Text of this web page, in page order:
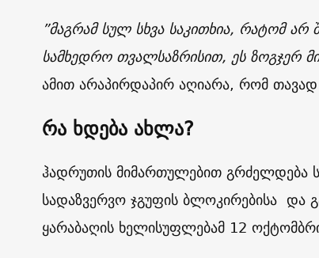
”მაგრამ სულ სხვა საკითხია, რატომ არ
სამხედრო თვალსაზრისით, ეს ზოგჯერ
ამით არაპირდაპირ აღიარა, რომ
რა ხდება ახლა?
ჰადრუთის მიმართულებით გრძელდება
სადაზვერვო ჯგუფის ბლოკირებისა და
ყარაბაღის ხელისუფლებამ 12